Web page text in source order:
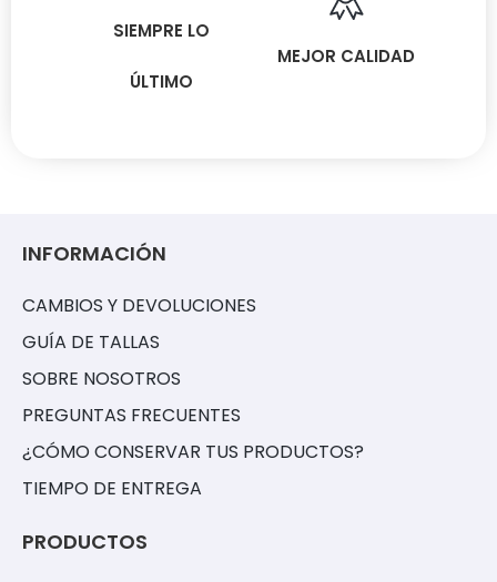
SIEMPRE LO
ÚLTIMO
MEJOR CALIDAD
INFORMACIÓN
CAMBIOS Y DEVOLUCIONES
GUÍA DE TALLAS
SOBRE NOSOTROS
PREGUNTAS FRECUENTES
¿CÓMO CONSERVAR TUS PRODUCTOS?
TIEMPO DE ENTREGA
PRODUCTOS